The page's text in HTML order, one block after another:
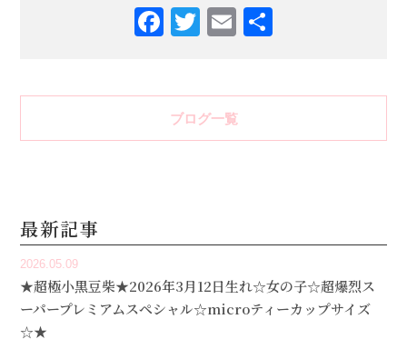
Facebook
TwitterEmail
ブログ一覧
最新記事
2026.05.09
★超極小黒豆柴★2026年3月12日生れ☆女の子☆超爆烈ス
ーパープレミアムスペシャル☆microティーカップサイズ
☆★